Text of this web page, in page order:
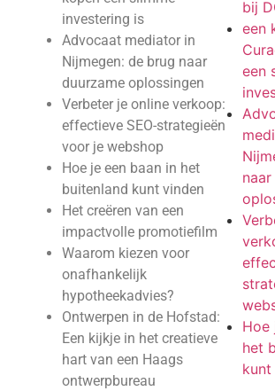
investering is
Advocaat mediator in
Nijmegen: de brug naar
duurzame oplossingen
Verbeter je online verkoop:
effectieve SEO-strategieën
voor je webshop
Hoe je een baan in het
buitenland kunt vinden
Het creëren van een
impactvolle promotiefilm
Waarom kiezen voor
onafhankelijk
hypotheekadvies?
Ontwerpen in de Hofstad:
Een kijkje in het creatieve
hart van een Haags
ontwerpbureau
bij
een
een
Hoe
het
kunt